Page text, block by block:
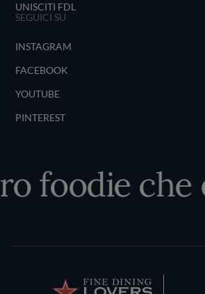
UNISCITI FDL
SEGUICI SU
INSTAGRAM
FACEBOOK
YOUTUBE
PINTEREST
foodie che